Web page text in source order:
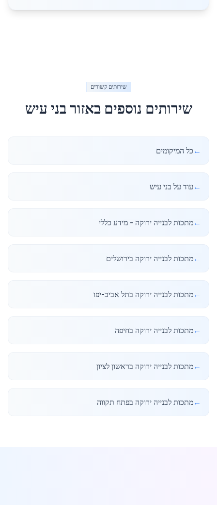
שירותים קשורים
שירותים נוספים באזורבני עיש
← כל המיקומים
← עוד על בני עיש
←מתכות לבנייה ירוקה - מידע כללי
←מתכות לבנייה ירוקה בירושלים
←מתכות לבנייה ירוקה בתל אביב-יפו
←מתכות לבנייה ירוקה בחיפה
←מתכות לבנייה ירוקה בראשון לציון
←מתכות לבנייה ירוקה בפתח תקווה